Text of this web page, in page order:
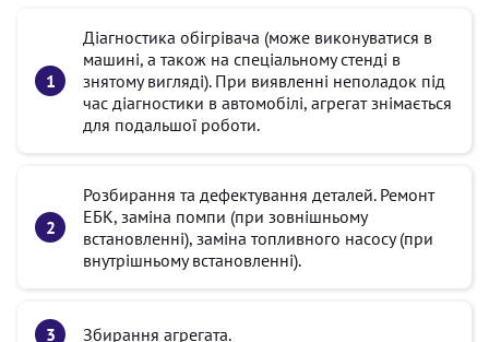
Діагностика обігрівача (може виконуватися в
машині, а також на спеціальному стенді в
знятому вигляді). При виявленні неполадок під
час діагностики в автомобілі, агрегат знімається
для подальшої роботи.
Розбирання та дефектування деталей. Ремонт
ЕБК, заміна помпи (при зовнішньому
встановленні), заміна топливного насосу (при
внутрішньому встановленні).
Збирання агрегата.